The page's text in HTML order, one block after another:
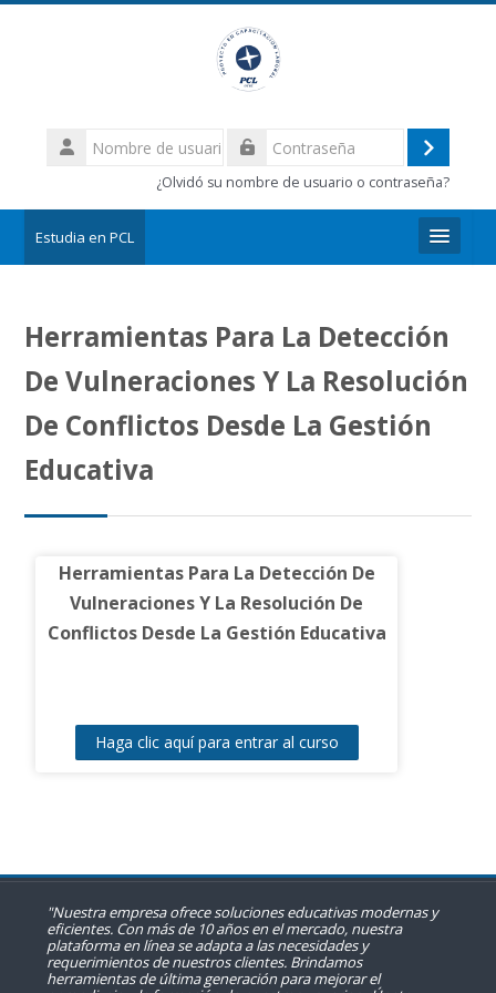
Nombre
de
Acceder
¿Olvidó su nombre de usuario o contraseña?
Estudia en PCL
Herramientas Para La Detección
De Vulneraciones Y La Resolución
De Conflictos Desde La Gestión
Educativa
Herramientas Para La Detección De
Vulneraciones Y La Resolución De
Conflictos Desde La Gestión Educativa
Haga clic aquí para entrar al curso
"Nuestra empresa ofrece soluciones educativas modernas y
eficientes. Con más de 10 años en el mercado, nuestra
plataforma en línea se adapta a las necesidades y
requerimientos de nuestros clientes. Brindamos
herramientas de última generación para mejorar el